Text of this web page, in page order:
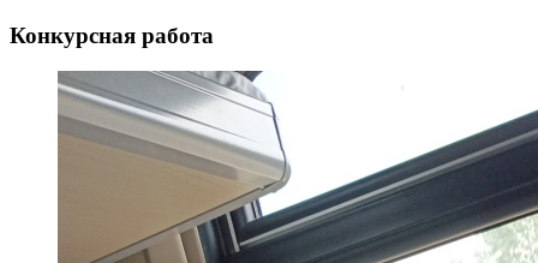
Конкурсная работа